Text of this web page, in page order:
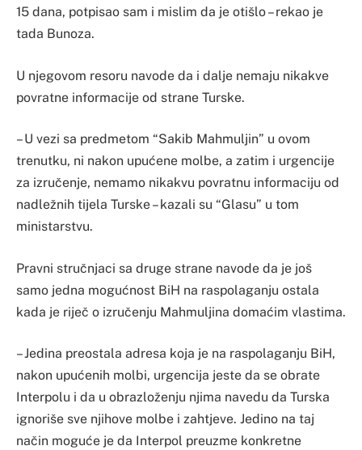
15 dana, potpisao sam i mislim da je otišlo – rekao je
tada Bunoza.
U njegovom resoru navode da i dalje nemaju nikakve
povratne informacije od strane Turske.
– U vezi sa predmetom “Sakib Mahmuljin” u ovom
trenutku, ni nakon upućene molbe, a zatim i urgencije
za izručenje, nemamo nikakvu povratnu informaciju od
nadležnih tijela Turske – kazali su “Glasu” u tom
ministarstvu.
Pravni stručnjaci sa druge strane navode da je još
samo jedna mogućnost BiH na raspolaganju ostala
kada je riječ o izručenju Mahmuljina domaćim vlastima.
– Jedina preostala adresa koja je na raspolaganju BiH,
nakon upućenih molbi, urgencija jeste da se obrate
Interpolu i da u obrazloženju njima navedu da Turska
ignoriše sve njihove molbe i zahtjeve. Jedino na taj
način moguće je da Interpol preuzme konkretne